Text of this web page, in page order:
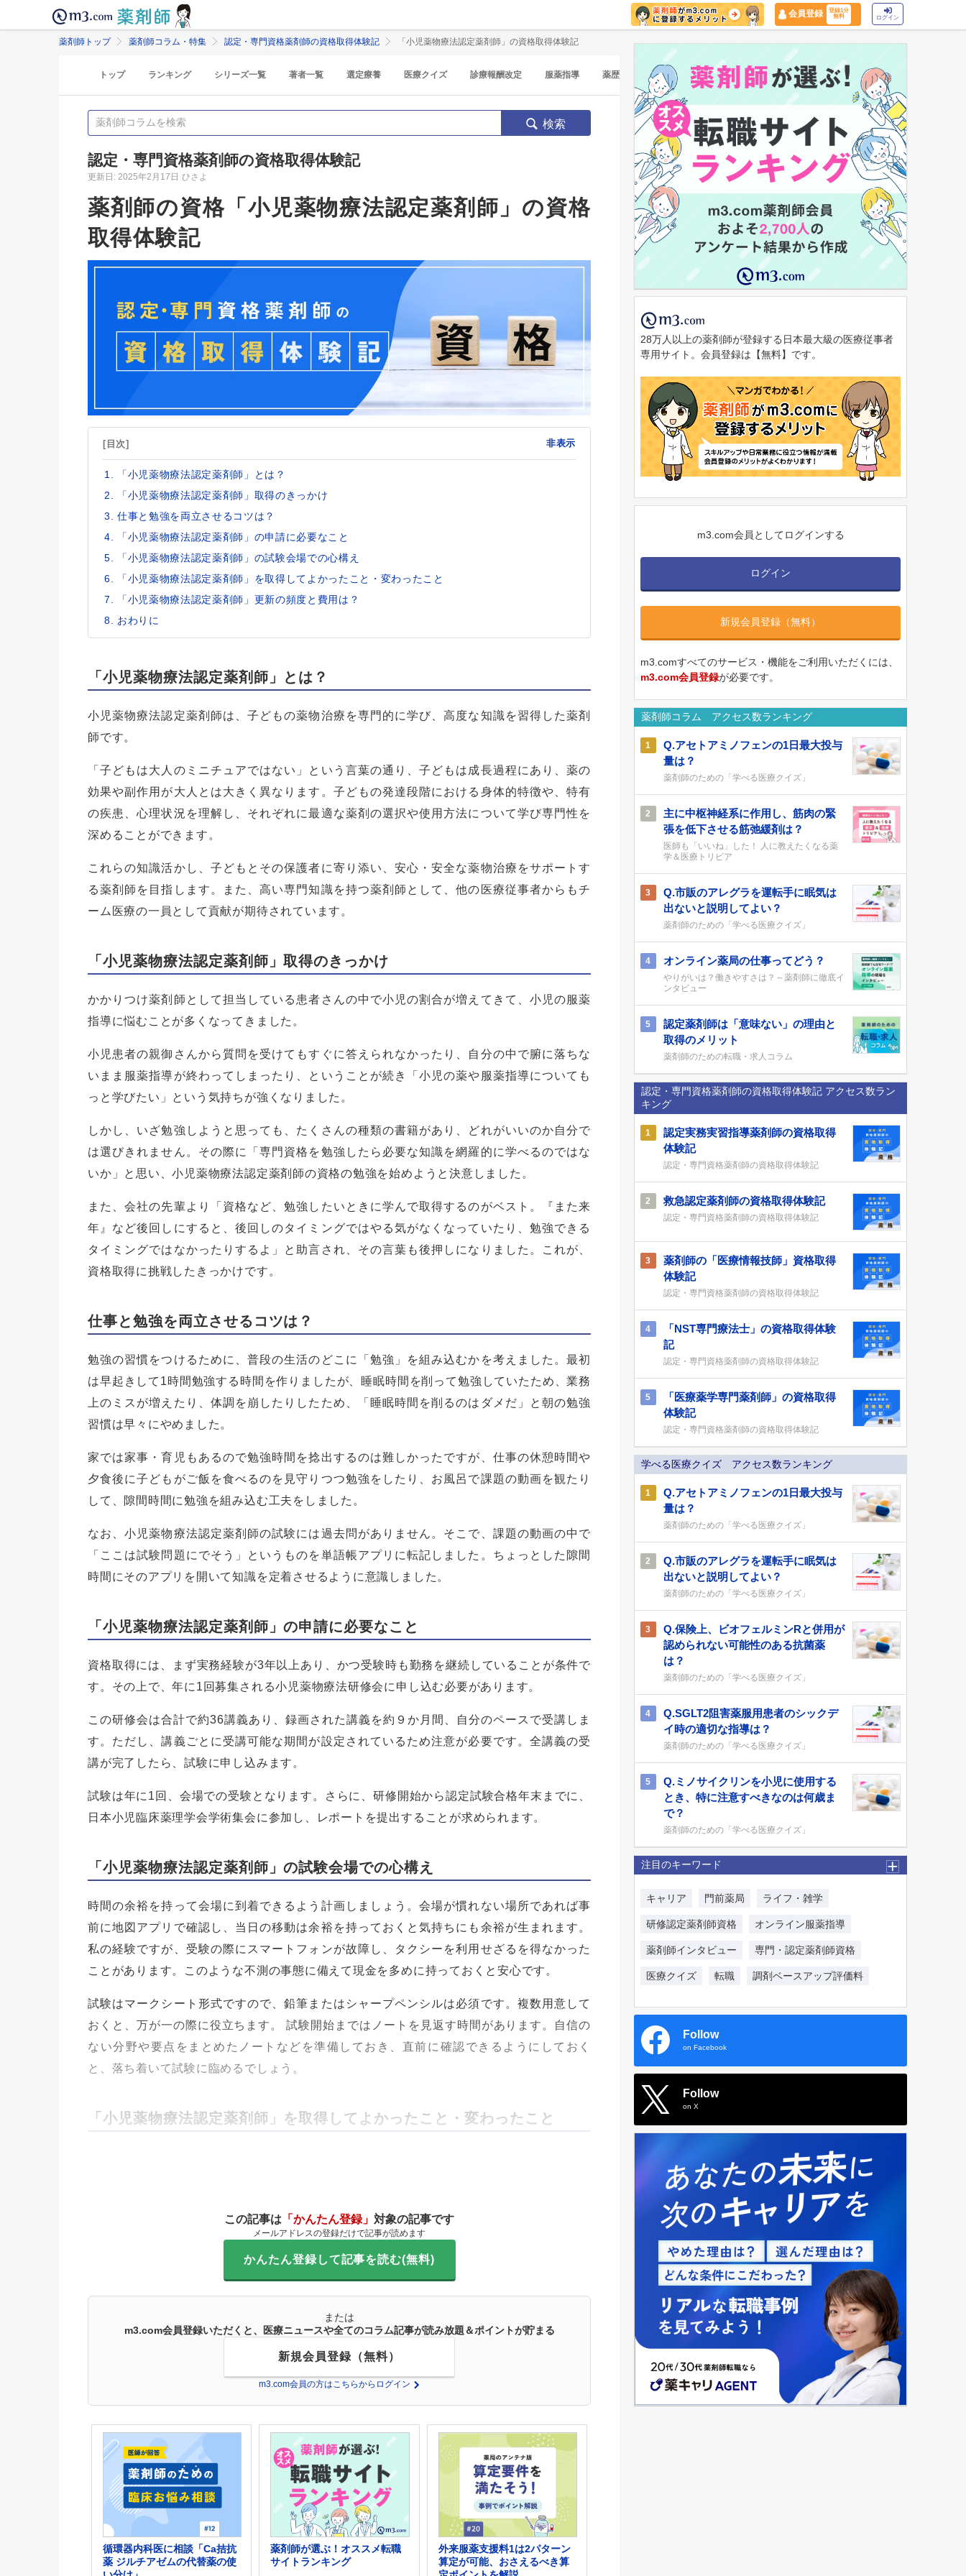
会員登録
登録1分
無料
ログイン
薬剤師トップ 薬剤師コラム・特集 認定・専門資格薬剤師の資格取得体験記 「小児薬物療法認定薬剤師」の資格取得体験記
トップ ランキング シリーズ一覧 著者一覧 選定療養 医療クイズ 診療報酬改定 服薬指導 薬歴 マイナ保険証
検索
認定・専門資格薬剤師の資格取得体験記
更新日: 2025年2月17日 ひさよ
薬剤師の資格「小児薬物療法認定薬剤師」の資格
取得体験記
[目次] 非表示
「小児薬物療法認定薬剤師」とは？
「小児薬物療法認定薬剤師」取得のきっかけ
仕事と勉強を両立させるコツは？
「小児薬物療法認定薬剤師」の申請に必要なこと
「小児薬物療法認定薬剤師」の試験会場での心構え
「小児薬物療法認定薬剤師」を取得してよかったこと・変わったこと
「小児薬物療法認定薬剤師」更新の頻度と費用は？
おわりに
「小児薬物療法認定薬剤師」とは？
小児薬物療法認定薬剤師は、子どもの薬物治療を専門的に学び、高度な知識を習得した薬剤
師です。
「子どもは大人のミニチュアではない」という言葉の通り、子どもは成長過程にあり、薬の
効果や副作用が大人とは大きく異なります。子どもの発達段階における身体的特徴や、特有
の疾患、心理状況を理解し、それぞれに最適な薬剤の選択や使用方法について学び専門性を
深めることができます。
これらの知識活かし、子どもとその保護者に寄り添い、安心・安全な薬物治療をサポートす
る薬剤師を目指します。また、高い専門知識を持つ薬剤師として、他の医療従事者からもチ
ーム医療の一員として貢献が期待されています。
「小児薬物療法認定薬剤師」取得のきっかけ
かかりつけ薬剤師として担当している患者さんの中で小児の割合が増えてきて、小児の服薬
指導に悩むことが多くなってきました。
小児患者の親御さんから質問を受けてもすぐに答えられなかったり、自分の中で腑に落ちな
いまま服薬指導が終わってしまったり、ということが続き「小児の薬や服薬指導についても
っと学びたい」という気持ちが強くなりました。
しかし、いざ勉強しようと思っても、たくさんの種類の書籍があり、どれがいいのか自分で
は選びきれません。その際に「専門資格を勉強したら必要な知識を網羅的に学べるのではな
いか」と思い、小児薬物療法認定薬剤師の資格の勉強を始めようと決意しました。
また、会社の先輩より「資格など、勉強したいときに学んで取得するのがベスト。『また来
年』など後回しにすると、後回しのタイミングではやる気がなくなっていたり、勉強できる
タイミングではなかったりするよ」と助言され、その言葉も後押しになりました。これが、
資格取得に挑戦したきっかけです。
仕事と勉強を両立させるコツは？
勉強の習慣をつけるために、普段の生活のどこに「勉強」を組み込むかを考えました。最初
は早起きして1時間勉強する時間を作りましたが、睡眠時間を削って勉強していたため、業務
上のミスが増えたり、体調を崩したりしたため、「睡眠時間を削るのはダメだ」と朝の勉強
習慣は早々にやめました。
家では家事・育児もあるので勉強時間を捻出するのは難しかったですが、仕事の休憩時間や
夕食後に子どもがご飯を食べるのを見守りつつ勉強をしたり、お風呂で課題の動画を観たり
して、隙間時間に勉強を組み込む工夫をしました。
なお、小児薬物療法認定薬剤師の試験には過去問がありません。そこで、課題の動画の中で
「ここは試験問題にでそう」というものを単語帳アプリに転記しました。ちょっとした隙間
時間にそのアプリを開いて知識を定着させるように意識しました。
「小児薬物療法認定薬剤師」の申請に必要なこと
資格取得には、まず実務経験が3年以上あり、かつ受験時も勤務を継続していることが条件で
す。その上で、年に1回募集される小児薬物療法研修会に申し込む必要があります。
この研修会は合計で約36講義あり、録画された講義を約９か月間、自分のペースで受講しま
す。ただし、講義ごとに受講可能な期間が設定されているため注意が必要です。全講義の受
講が完了したら、試験に申し込みます。
試験は年に1回、会場での受験となります。さらに、研修開始から認定試験合格年末までに、
日本小児臨床薬理学会学術集会に参加し、レポートを提出することが求められます。
「小児薬物療法認定薬剤師」の試験会場での心構え
時間の余裕を持って会場に到着できるよう計画しましょう。会場が慣れない場所であれば事
前に地図アプリで確認し、当日の移動は余裕を持っておくと気持ちにも余裕が生まれます。
私の経験ですが、受験の際にスマートフォンが故障し、タクシーを利用せざるを得なかった
ことがあります。このような不測の事態に備えて現金を多めに持っておくと安心です。
試験はマークシート形式ですので、鉛筆またはシャープペンシルは必須です。複数用意して
おくと、万が一の際に役立ちます。 試験開始まではノートを見返す時間があります。自信の
ない分野や要点をまとめたノートなどを準備しておき、直前に確認できるようにしておく
と、落ち着いて試験に臨めるでしょう。
「小児薬物療法認定薬剤師」を取得してよかったこと・変わったこと
この記事は 「かんたん登録」 対象の記事です
メールアドレスの登録だけで記事が読めます
かんたん登録して記事を読む(無料)
または
m3.com会員登録いただくと、医療ニュースや全てのコラム記事が読み放題＆ポイントが貯まる
新規会員登録（無料）
m3.com会員の方はこちらからログイン
循環器内科医に相談「Ca拮抗
薬 ジルチアゼムの代替薬の使
薬剤師が選ぶ！オススメ転職
サイトランキング
外来服薬支援料1は2パターン
算定が可能、おさえるべき算
28万人以上の薬剤師が登録する日本最大級の医療従事者
専用サイト。会員登録は【無料】です。
m3.com会員としてログインする
ログイン
新規会員登録（無料）
m3.comすべてのサービス・機能をご利用いただくには、
m3.com会員登録が必要です。
薬剤師コラム アクセス数ランキング
1
Q.アセトアミノフェンの1日最大投与
量は？
薬剤師のための「学べる医療クイズ」
2
主に中枢神経系に作用し、筋肉の緊
張を低下させる筋弛緩剤は？
医師も「いいね」した！ 人に教えたくなる薬
学＆医療トリビア
3
Q.市販のアレグラを運転手に眠気は
出ないと説明してよい？
薬剤師のための「学べる医療クイズ」
4 オンライン薬局の仕事ってどう？
やりがいは？働きやすさは？～薬剤師に徹底イ
ンタビュー
5
認定薬剤師は「意味ない」の理由と
取得のメリット
薬剤師のための転職・求人コラム
認定・専門資格薬剤師の資格取得体験記 アクセス数ラン
キング
1
認定実務実習指導薬剤師の資格取得
体験記
認定・専門資格薬剤師の資格取得体験記
2 救急認定薬剤師の資格取得体験記
認定・専門資格薬剤師の資格取得体験記
3
薬剤師の「医療情報技師」資格取得
体験記
認定・専門資格薬剤師の資格取得体験記
4
「NST専門療法士」の資格取得体験
記
認定・専門資格薬剤師の資格取得体験記
5
「医療薬学専門薬剤師」の資格取得
体験記
認定・専門資格薬剤師の資格取得体験記
学べる医療クイズ アクセス数ランキング
1
Q.アセトアミノフェンの1日最大投与
量は？
薬剤師のための「学べる医療クイズ」
2
Q.市販のアレグラを運転手に眠気は
出ないと説明してよい？
薬剤師のための「学べる医療クイズ」
3
Q.保険上、ビオフェルミンRと併用が
認められない可能性のある抗菌薬
は？
薬剤師のための「学べる医療クイズ」
4
Q.SGLT2阻害薬服用患者のシックデ
イ時の適切な指導は？
薬剤師のための「学べる医療クイズ」
5
Q.ミノサイクリンを小児に使用する
とき、特に注意すべきなのは何歳ま
で？
薬剤師のための「学べる医療クイズ」
注目のキーワード
キャリア 門前薬局 ライフ・雑学
研修認定薬剤師資格 オンライン服薬指導
薬剤師インタビュー 専門・認定薬剤師資格
医療クイズ 転職 調剤ベースアップ評価料
Follow
on Facebook
Follow
on X